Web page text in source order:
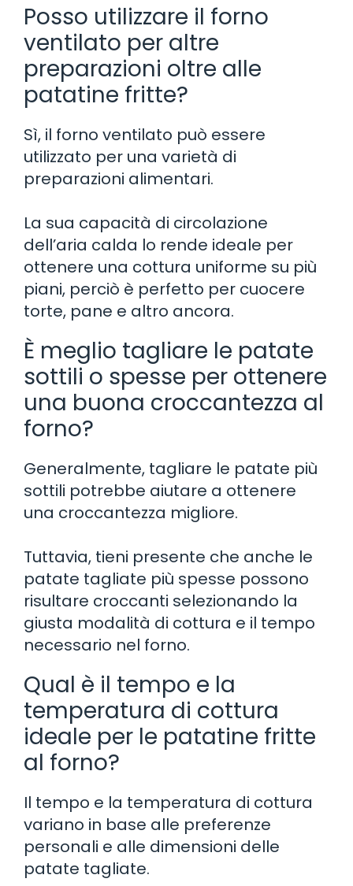
Posso utilizzare il forno
ventilato per altre
preparazioni oltre alle
patatine fritte?
Sì, il forno ventilato può essere
utilizzato per una varietà di
preparazioni alimentari.
La sua capacità di circolazione
dell’aria calda lo rende ideale per
ottenere una cottura uniforme su più
piani, perciò è perfetto per cuocere
torte, pane e altro ancora.
È meglio tagliare le patate
sottili o spesse per ottenere
una buona croccantezza al
forno?
Generalmente, tagliare le patate più
sottili potrebbe aiutare a ottenere
una croccantezza migliore.
Tuttavia, tieni presente che anche le
patate tagliate più spesse possono
risultare croccanti selezionando la
giusta modalità di cottura e il tempo
necessario nel forno.
Qual è il tempo e la
temperatura di cottura
ideale per le patatine fritte
al forno?
Il tempo e la temperatura di cottura
variano in base alle preferenze
personali e alle dimensioni delle
patate tagliate.